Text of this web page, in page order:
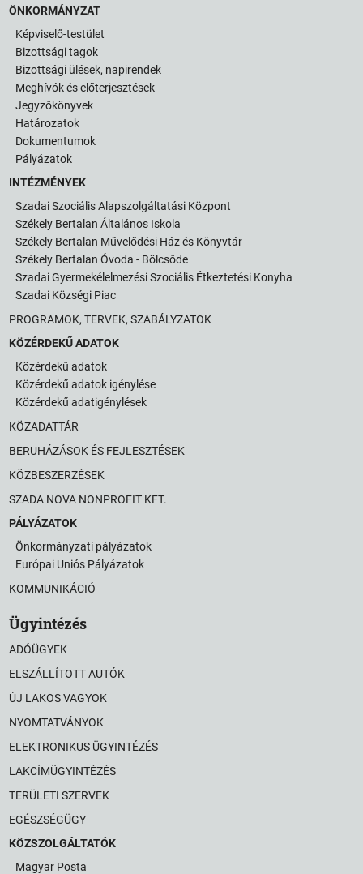
ÖNKORMÁNYZAT
Képviselő-testület
Bizottsági tagok
Bizottsági ülések, napirendek
Meghívók és előterjesztések
Jegyzőkönyvek
Határozatok
Dokumentumok
Pályázatok
INTÉZMÉNYEK
Szadai Szociális Alapszolgáltatási Központ
Székely Bertalan Általános Iskola
Székely Bertalan Művelődési Ház és Könyvtár
Székely Bertalan Óvoda - Bölcsőde
Szadai Gyermekélelmezési Szociális Étkeztetési Konyha
Szadai Községi Piac
PROGRAMOK, TERVEK, SZABÁLYZATOK
KÖZÉRDEKŰ ADATOK
Közérdekű adatok
Közérdekű adatok igénylése
Közérdekű adatigénylések
KÖZADATTÁR
BERUHÁZÁSOK ÉS FEJLESZTÉSEK
KÖZBESZERZÉSEK
SZADA NOVA NONPROFIT KFT.
PÁLYÁZATOK
Önkormányzati pályázatok
Európai Uniós Pályázatok
KOMMUNIKÁCIÓ
Ügyintézés
ADÓÜGYEK
ELSZÁLLÍTOTT AUTÓK
ÚJ LAKOS VAGYOK
NYOMTATVÁNYOK
ELEKTRONIKUS ÜGYINTÉZÉS
LAKCÍMÜGYINTÉZÉS
TERÜLETI SZERVEK
EGÉSZSÉGÜGY
KÖZSZOLGÁLTATÓK
Magyar Posta